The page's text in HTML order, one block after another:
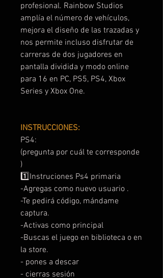
profesional. Rainbow Studios
amplía el número de vehículos,
mejora el diseño de las trazadas y
nos permite incluso disfrutar de
carreras de dos jugadores en
pantalla dividida y modo online
para 16 en PC, PS5, PS4, Xbox
Series y Xbox One.
INSTRUCCIONES:
PS4:
(pregunta por cuál te corresponde
)
1️⃣Instruciones Ps4 primaria
-Agregas como nuevo usuario .
-Te pedirá código, mándame
captura.
-Activas como principal
-Buscas el juego en biblioteca o en
la store.
- pones a descar
- cierras sesión